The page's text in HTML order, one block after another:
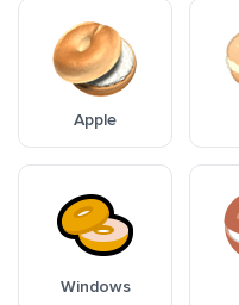
Apple
Windows